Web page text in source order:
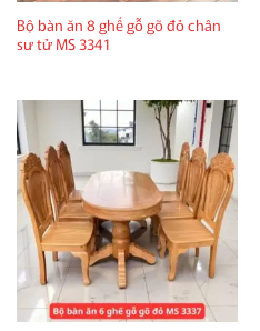
Bộ bàn ăn 8 ghế gỗ gõ đỏ chân
sư tử MS 3341